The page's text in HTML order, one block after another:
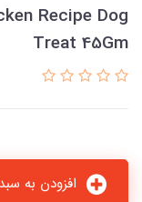
Recipe Dog
Treat 45Gm